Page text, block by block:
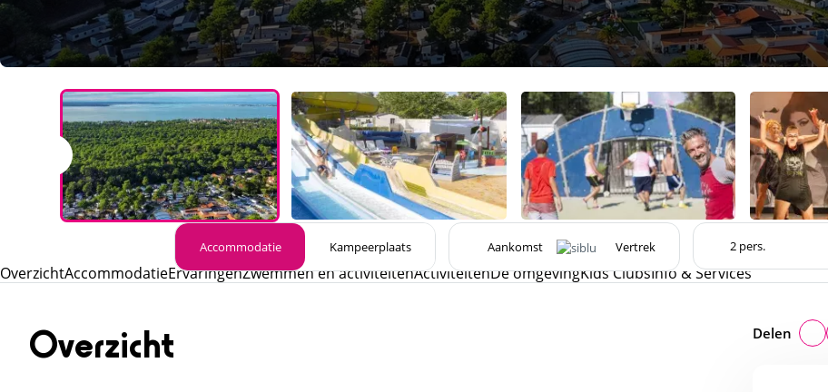
Accommodatie Kampeerplaats
OverzichtAccommodatieErvaringenZwemmen en activiteitenActiviteitenDe omgevingKids ClubsInfo & Services
Overzicht Delen